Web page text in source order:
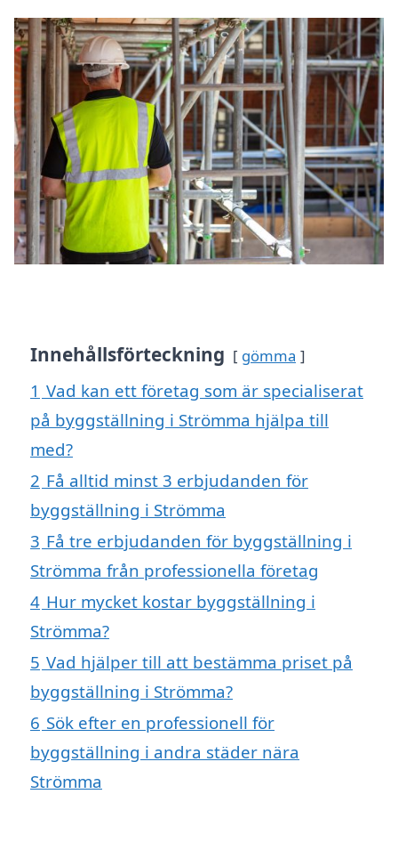
Innehållsförteckning gömma
1 Vad kan ett företag som är specialiserat
på byggställning i Strömma hjälpa till
med?
2 Få alltid minst 3 erbjudanden för
byggställning i Strömma
3 Få tre erbjudanden för byggställning i
Strömma från professionella företag
4 Hur mycket kostar byggställning i
Strömma?
5 Vad hjälper till att bestämma priset på
byggställning i Strömma?
6 Sök efter en professionell för
byggställning i andra städer nära
Strömma